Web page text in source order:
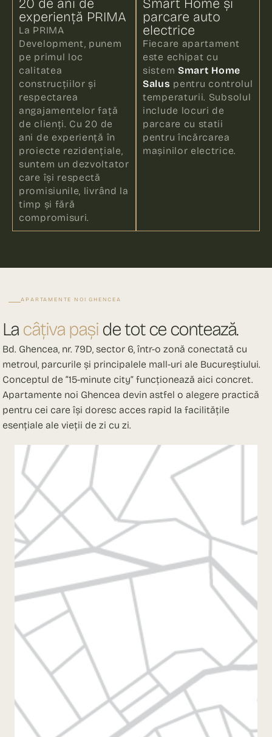
20 de ani de
experiență PRIMA
La PRIMA
Development, punem
pe primul loc
calitatea
construcțiilor și
respectarea
angajamentelor față
de clienți. Cu 20 de
ani de experiență în
proiecte rezidențiale,
suntem un dezvoltator
care își respectă
promisiunile, livrând la
timp și fără
compromisuri.
Smart Home și
parcare auto
electrice
Fiecare apartament
este echipat cu
sistem Smart Home
Salus pentru controlul
temperaturii. Subsolul
include locuri de
parcare cu statii
pentru încărcarea
mașinilor electrice.
APARTAMENTE NOI GHENCEA
La câțiva pașide tot ce contează.
Bd. Ghencea, nr. 79D, sector 6, într-o zonă conectată cu
metroul, parcurile și principalele mall-uri ale Bucureștiului.
Conceptul de “15-minute city” funcționează aici concret.
Apartamente noi Ghencea devin astfel o alegere practică
pentru cei care își doresc acces rapid la facilitățile
esențiale ale vieții de zi cu zi.